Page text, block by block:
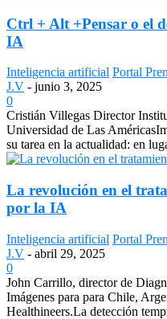
Ctrl + Alt +Pensar o el
IA
Inteligencia artificial Portal
J.V - junio 3, 2025
0
Cristián Villegas Director
Universidad de Las
su tarea en la actualidad: en
La revolución en el
por la IA
Inteligencia artificial Portal
J.V - abril 29, 2025
0
John Carrillo, director de
Imágenes para para Chile,
Healthineers.La detección